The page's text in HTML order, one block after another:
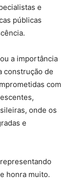
e
públicas
a importância
construção de
com
onde os
e
honra muito.